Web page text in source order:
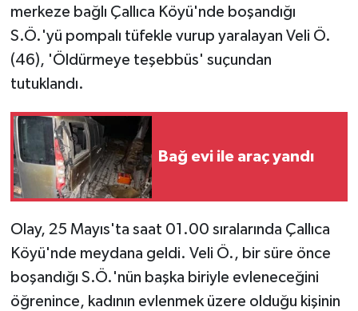
merkeze bağlı Çallıca Köyü'nde boşandığı
S.Ö.'yü pompalı tüfekle vurup yaralayan Veli Ö.
(46), 'Öldürmeye teşebbüs' suçundan
tutuklandı.
Bağ evi ile araç yandı
Olay, 25 Mayıs'ta saat 01.00 sıralarında Çallıca
Köyü'nde meydana geldi. Veli Ö., bir süre önce
boşandığı S.Ö.'nün başka biriyle evleneceğini
öğrenince, kadının evlenmek üzere olduğu kişinin